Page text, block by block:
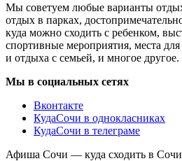
Мы советуем любые варианты
отдых в парках,
куда можно сходить с ребенком,
спортивные мероприятия, места
и отдыха с семьей, и многое другое.
Мы в социальных сетях
Вконтакте
КудаСочи в однокласниках
КудаСочи в телеграме
Афиша Сочи — куда сходить в Сочи